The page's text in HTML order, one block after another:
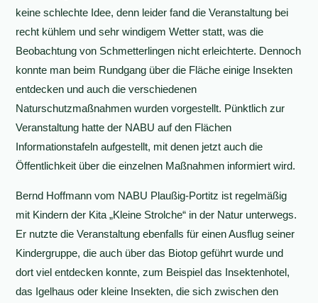
keine schlechte Idee, denn leider fand die Veranstaltung bei
recht kühlem und sehr windigem Wetter statt, was die
Beobachtung von Schmetterlingen nicht erleichterte. Dennoch
konnte man beim Rundgang über die Fläche einige Insekten
entdecken und auch die verschiedenen
Naturschutzmaßnahmen wurden vorgestellt. Pünktlich zur
Veranstaltung hatte der NABU auf den Flächen
Informationstafeln aufgestellt, mit denen jetzt auch die
Öffentlichkeit über die einzelnen Maßnahmen informiert wird.
Bernd Hoffmann vom NABU Plaußig-Portitz ist regelmäßig
mit Kindern der Kita „Kleine Strolche“ in der Natur unterwegs.
Er nutzte die Veranstaltung ebenfalls für einen Ausflug seiner
Kindergruppe, die auch über das Biotop geführt wurde und
dort viel entdecken konnte, zum Beispiel das Insektenhotel,
das Igelhaus oder kleine Insekten, die sich zwischen den